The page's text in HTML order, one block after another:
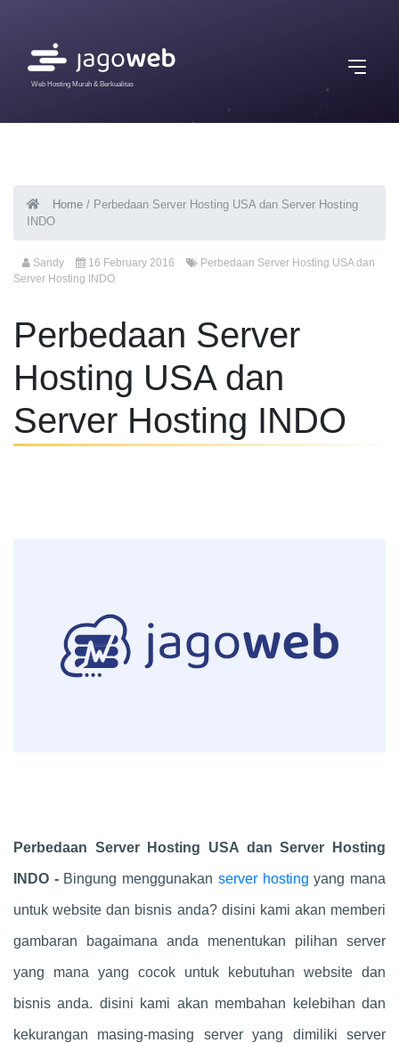
Web Hosting Murah & Berkualitas
Home / Perbedaan Server Hosting USA dan Server Hosting
INDO
Sandy 16 February 2016
Perbedaan Server Hosting USA dan
Server Hosting INDO
Perbedaan Server
Hosting USA dan
Server Hosting INDO
Perbedaan Server Hosting USA dan Server Hosting
INDO - Bingung menggunakan server hosting yang mana
untuk website dan bisnis anda? disini kami akan memberi
gambaran bagaimana anda menentukan pilihan server
yang mana yang cocok untuk kebutuhan website dan
bisnis anda. disini kami akan membahan kelebihan dan
kekurangan masing-masing server yang dimiliki server